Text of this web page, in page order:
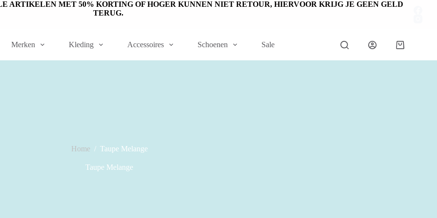
ARTIKELEN MET 50% KORTING OF HOGER KUNNEN NIET RETOUR, HIERVOOR KRIJG JE GEEN GELD
TERUG.
Merken Kleding Accessoires Schoenen Sale
Home / Taupe Melange
Taupe Melange